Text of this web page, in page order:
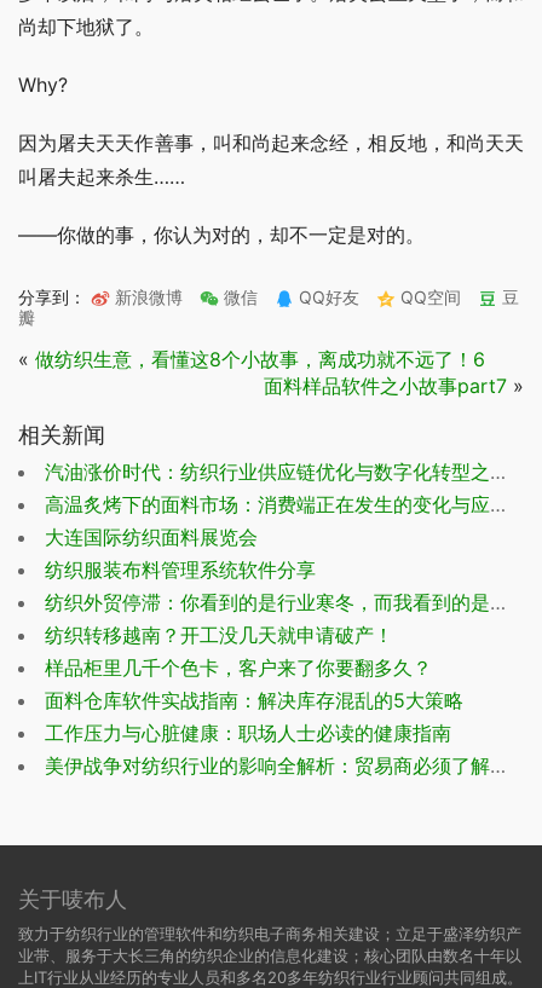
尚却下地狱了。
Why?
因为屠夫天天作善事，叫和尚起来念经，相反地，和尚天天
叫屠夫起来杀生……
——你做的事，你认为对的，却不一定是对的。
分享到： 新浪微博 微信 QQ好友 QQ空间
豆
瓣
« 做纺织生意，看懂这8个小故事，离成功就不远了！6
面料样品软件之小故事part7 »
相关新闻
汽油涨价时代：纺织行业供应链优化与数字化转型之路
高温炙烤下的面料市场：消费端正在发生的变化与应对策略
大连国际纺织面料展览会
纺织服装布料管理系统软件分享
纺织外贸停滞：你看到的是行业寒冬，而我看到的是逆袭机遇！
纺织转移越南？开工没几天就申请破产！
样品柜里几千个色卡，客户来了你要翻多久？
面料仓库软件实战指南：解决库存混乱的5大策略
工作压力与心脏健康：职场人士必读的健康指南
美伊战争对纺织行业的影响全解析：贸易商必须了解的7个关键变化
关于唛布人
致力于纺织行业的管理软件和纺织电子商务相关建设；立足于盛泽纺织产
业带、服务于大长三角的纺织企业的信息化建设；核心团队由数名十年以
上IT行业从业经历的专业人员和多名20多年纺织行业行业顾问共同组成。